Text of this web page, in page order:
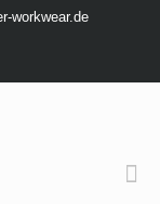
workwear.de